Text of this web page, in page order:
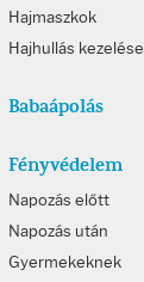
Hajmaszkok
Hajhullás kezelése
Babaápolás
Fényvédelem
Napozás előtt
Napozás után
Gyermekeknek